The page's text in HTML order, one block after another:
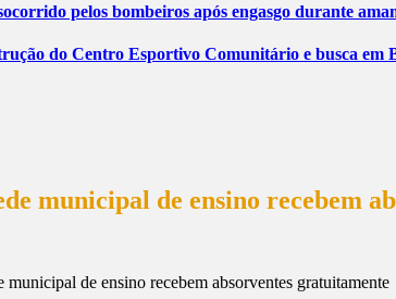
pelos bombeiros após engasgo durante
do Centro Esportivo Comunitário e busca em
municipal de ensino recebem